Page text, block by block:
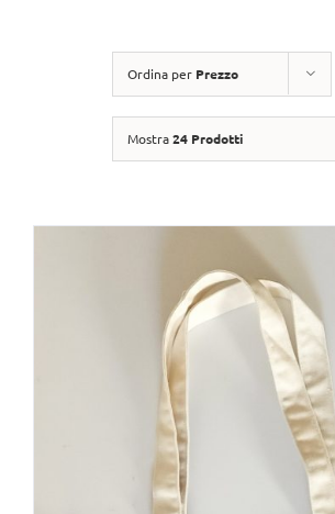
Ordina per Prezzo
Mostra24 Prodotti